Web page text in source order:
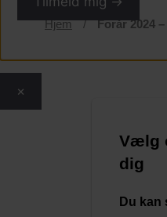
Hjem / Forår 2024
Vælg
dig
Du
×